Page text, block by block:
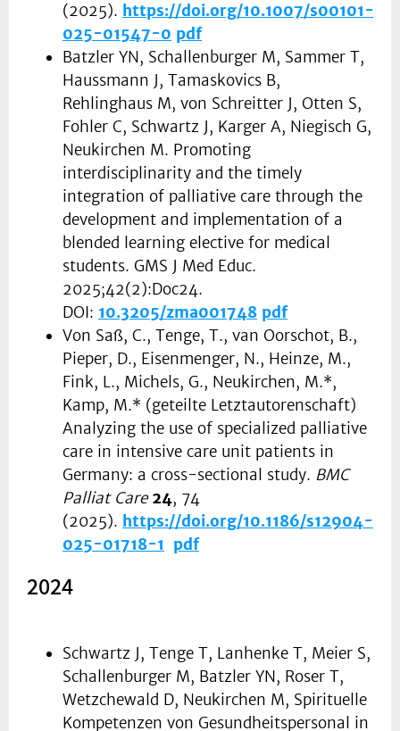
(2025). https://doi.org/10.1007/s00101-
025-01547-0 pdf
Batzler YN, Schallenburger M, Sammer T,
Haussmann J, Tamaskovics B,
Rehlinghaus M, von Schreitter J, Otten S,
Fohler C, Schwartz J, Karger A, Niegisch G,
Neukirchen M. Promoting
interdisciplinarity and the timely
integration of palliative care through the
development and implementation of a
blended learning elective for medical
students. GMS J Med Educ.
2025;42(2):Doc24.
DOI: 10.3205/zma001748 pdf
Von Saß, C., Tenge, T., van Oorschot, B.,
Pieper, D., Eisenmenger, N., Heinze, M.,
Fink, L., Michels, G., Neukirchen, M.*,
Kamp, M.* (geteilte Letztautorenschaft)
Analyzing the use of specialized palliative
care in intensive care unit patients in
Germany: a cross-sectional study. BMC
Palliat Care 24, 74
(2025). https://doi.org/10.1186/s12904-
025-01718-1 pdf
2024
Schwartz J, Tenge T, Lanhenke T, Meier S,
Schallenburger M, Batzler YN, Roser T,
Wetzchewald D, Neukirchen M, Spirituelle
Kompetenzen von Gesundheitspersonal in